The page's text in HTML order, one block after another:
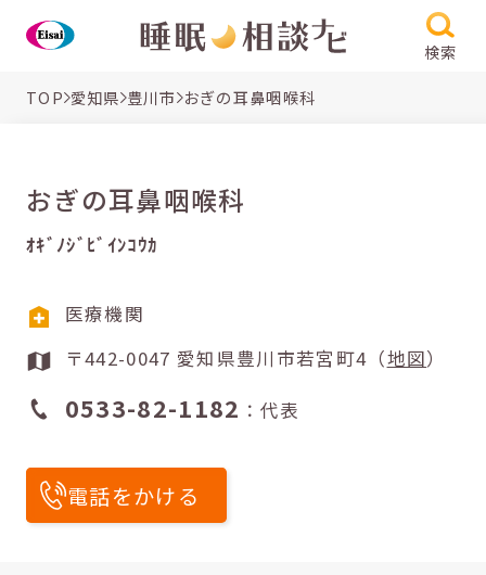
検索
TOP 愛知県 豊川市 おぎの耳鼻咽喉科
おぎの耳鼻咽喉科
ｵｷﾞﾉｼﾞﾋﾞｲﾝｺｳｶ
医療機関
〒442-0047 愛知県豊川市若宮町4（地図）
0533-82-1182 ：代表
電話をかける